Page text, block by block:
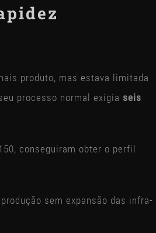
produto, mas estava limitada
processo normal exigia seis
conseguiram obter o perfil
sem expansão das infra-